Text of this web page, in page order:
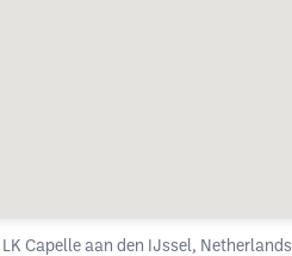
Capelle aan den IJssel, Netherlands